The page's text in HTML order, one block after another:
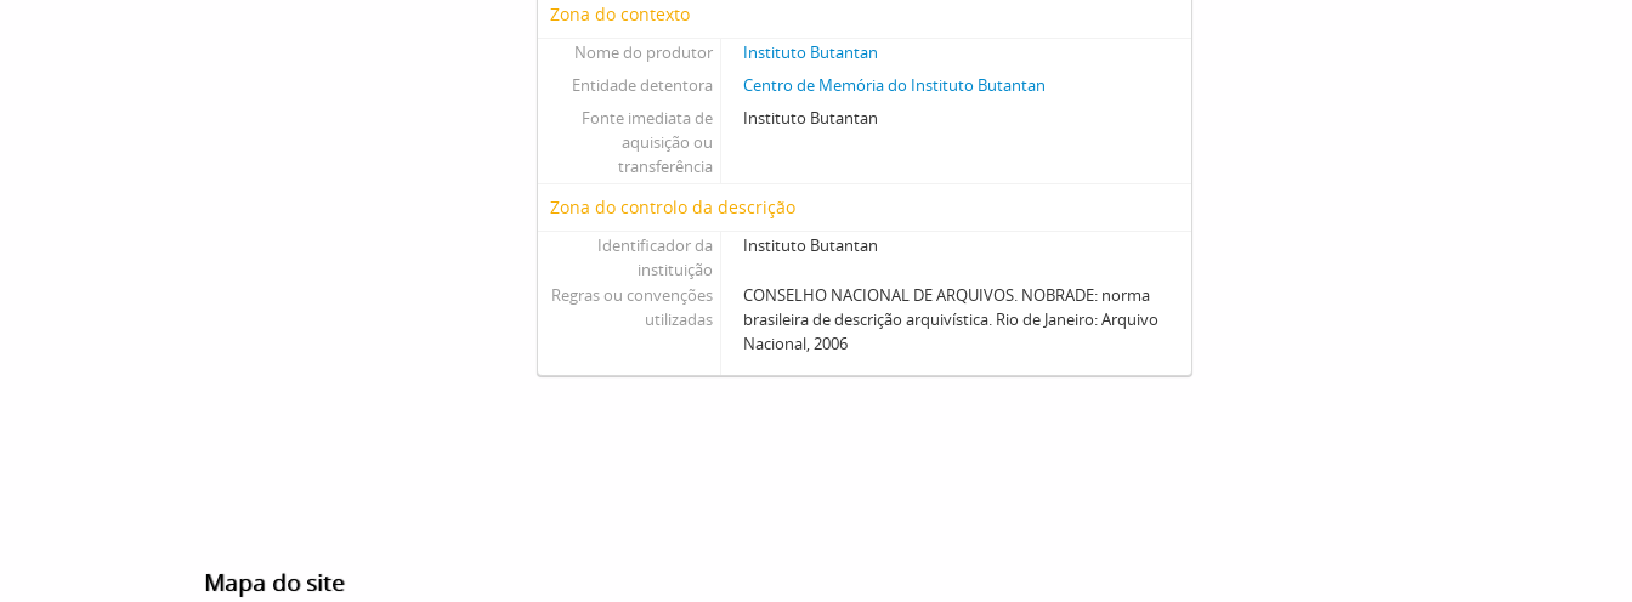
Zona do contexto
Nome do produtor
Instituto Butantan
Entidade detentora
Centro de Memória do Instituto Butantan
Fonte imediata de
aquisição ou
transferência
Instituto Butantan
Zona do controlo da descrição
Identificador da
instituição
Instituto Butantan
Regras ou convenções
utilizadas
CONSELHO NACIONAL DE ARQUIVOS. NOBRADE: norma
brasileira de descrição arquivística. Rio de Janeiro: Arquivo
Nacional, 2006
Mapa do site